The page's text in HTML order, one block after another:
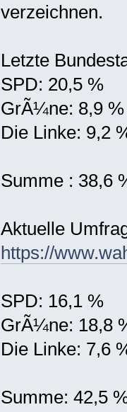
verzeichnen.
Letzte
SPD: 20,5 %
GrÃ¼ne: 8,9 %
Die Linke: 9,2
Summe : 38,6
Aktuelle
https://
SPD: 16,1 %
GrÃ¼ne: 18,8
Die Linke: 7,6
Summe: 42,5